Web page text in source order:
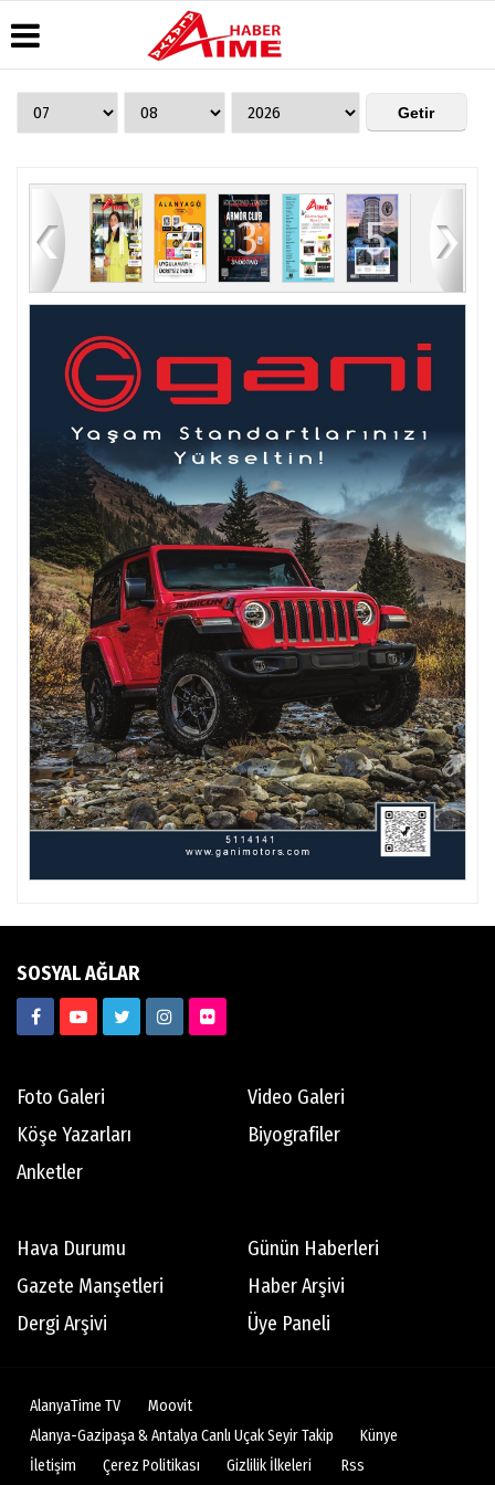
Üye Paneli
Arşivi
Dergi
Arşivi
Günün
Haberleri
Hava
Gazete
Manşetleri
Anketler
Biyografiler
Köşe
Video
Galeri
Foto
Galeri
AlanyaTime
Moovit
Alanya-
Gazipaşa
& Antalya
Canlı Uçak
Seyir
Künye
84 1 2 3 4 5 6
SOSYAL AĞLAR
Foto Galeri
Video Galeri
Köşe Yazarları
Biyografiler
Anketler
Hava Durumu
Günün Haberleri
Gazete Manşetleri
Haber Arşivi
Dergi Arşivi
Üye Paneli
AlanyaTime TV
Moovit
Alanya-Gazipaşa & Antalya Canlı Uçak Seyir Takip
Künye
İletişim
Çerez Politikası Gizlilik İlkeleri Rss